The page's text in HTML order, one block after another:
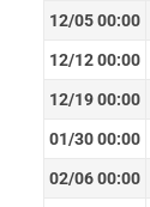
12/05 00:00
12/12 00:00
12/19 00:00
01/30 00:00
02/06 00:00